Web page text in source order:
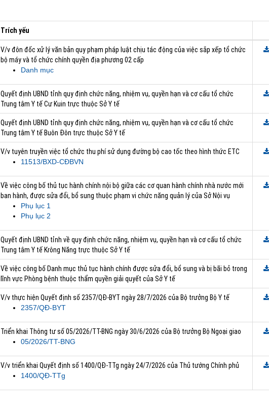
Trích yếu
V/v đôn đốc xử lý văn bản quy phạm pháp luật chịu tác động của việc sắp xếp tổ chức
bộ máy và tổ chức chính quyền địa phương 02 cấp
Danh mục
Quyết định UBND tỉnh quy định chức năng, nhiệm vụ, quyền hạn và cơ cấu tổ chức
Trung tâm Y tế Cư Kuin trực thuộc Sở Y tế
Quyết định UBND tỉnh quy định chức năng, nhiệm vụ, quyền hạn và cơ cấu tổ chức
Trung tâm Y tế Buôn Đôn trực thuộc Sở Y tế
V/v tuyên truyền việc tổ chức thu phí sử dụng đường bộ cao tốc theo hình thức ETC
11513/BXD-CĐBVN
Về việc công bố thủ tục hành chính nội bộ giữa các cơ quan hành chính nhà nước mới
ban hành, được sửa đổi, bổ sung thuộc phạm vi chức năng quản lý của Sở Nội vụ
Phụ lục 1
Phụ lục 2
Quyết định UBND tỉnh về quy định chức năng, nhiệm vụ, quyền hạn và cơ cấu tổ chức
Trung tâm Y tế Krông Năng trực thuộc Sở Y tế
Về việc công bố Danh mục thủ tục hành chính được sửa đổi, bổ sung và bị bãi bỏ trong
lĩnh vực Phòng bệnh thuộc thẩm quyền giải quyết của Sở Y tế
V/v thực hiện Quyết định số 2357/QĐ-BYT ngày 28/7/2026 của Bộ trưởng Bộ Y tế
2357/QĐ-BYT
Triển khai Thông tư số 05/2026/TT-BNG ngày 30/6/2026 của Bộ trưởng Bộ Ngoại giao
05/2026/TT-BNG
V/v triển khai Quyết định số 1400/QĐ-TTg ngày 24/7/2026 của Thủ tướng Chính phủ
1400/QĐ-TTg